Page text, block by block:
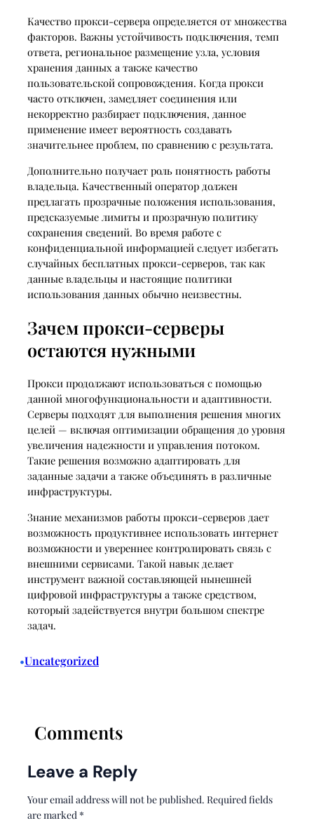
Качество прокси-сервера определяется от множества
факторов. Важны устойчивость подключения, темп
ответа, региональное размещение узла, условия
хранения данных а также качество
пользовательской сопровождения. Когда прокси
часто отключен, замедляет соединения или
некорректно разбирает подключения, данное
применение имеет вероятность создавать
значительнее проблем, по сравнению с результата.
Дополнительно получает роль понятность работы
владельца. Качественный оператор должен
предлагать прозрачные положения использования,
предсказуемые лимиты и прозрачную политику
сохранения сведений. Во время работе с
конфиденциальной информацией следует избегать
случайных бесплатных прокси-серверов, так как
данные владельцы и настоящие политики
использования данных обычно неизвестны.
Зачем прокси-серверы
остаются нужными
Прокси продолжают использоваться с помощью
данной многофункциональности и адаптивности.
Серверы подходят для выполнения решения многих
целей — включая оптимизации обращения до уровня
увеличения надежности и управления потоком.
Такие решения возможно адаптировать для
заданные задачи а также объединять в различные
инфраструктуры.
Знание механизмов работы прокси-серверов дает
возможность продуктивнее использовать интернет
возможности и увереннее контролировать связь с
внешними сервисами. Такой навык делает
инструмент важной составляющей нынешней
цифровой инфраструктуры а также средством,
который задействуется внутри большом спектре
задач.
•Uncategorized
Comments
Leave a Reply
Your email address will not be published. Required fields
are marked *